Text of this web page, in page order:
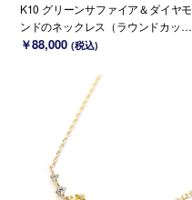
K10 グリーンサファイア＆ダイヤモ
ンドのネックレス（ラウンドカッ
ト）~Ello Lily~ 9月誕生石(K18 変更
￥88,000 (税込)